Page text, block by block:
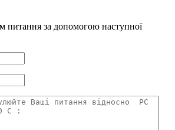
питання за допомогою наступної